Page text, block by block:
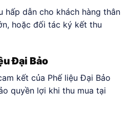
hấp dẫn cho khách hàng thân
hoặc đối tác ký kết thu
Đại Bảo
kết của Phế liệu Đại Bảo
quyền lợi khi thu mua tại